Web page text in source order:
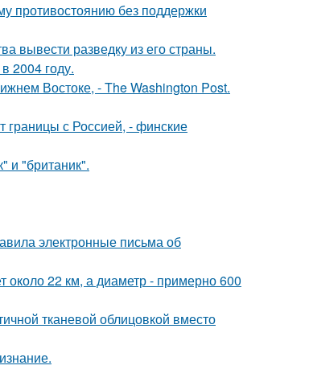
противостоянию без поддержки
вывести разведку из его страны.
2004 году.
Востоке, - The Washington Post.
границы с Россией, - финские
и "британик".
электронные письма об
около 22 км, а диаметр - примерно 600
тканевой облицовкой вместо